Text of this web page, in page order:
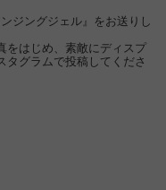
ジングジェル』をお送りし
をはじめ、素敵にディスプ
タグラムで投稿してくださ